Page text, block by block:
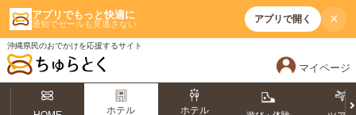
アプリでもっと快適に
通知でセールも見逃さない アプリで開く ×
沖縄県民のおでかけを応援するサイト
マイページ
ホテル
ホテル